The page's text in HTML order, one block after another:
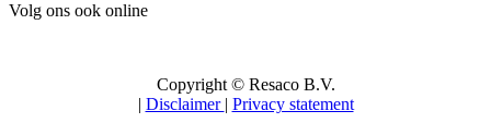
Volg ons ook online
Copyright © Resaco B.V.
| Disclaimer | Privacy statement